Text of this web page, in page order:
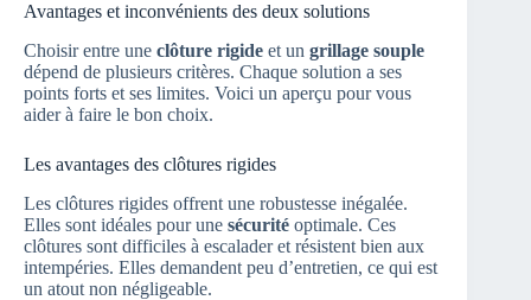
Avantages et inconvénients des deux solutions
Choisir entre une clôture rigide et un grillage souple
dépend de plusieurs critères. Chaque solution a ses
points forts et ses limites. Voici un aperçu pour vous
aider à faire le bon choix.
Les avantages des clôtures rigides
Les clôtures rigides offrent une robustesse inégalée.
Elles sont idéales pour une sécurité optimale. Ces
clôtures sont difficiles à escalader et résistent bien aux
intempéries. Elles demandent peu d’entretien, ce qui est
un atout non négligeable.